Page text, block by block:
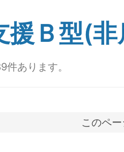
援Ｂ型(
あります。
このペー